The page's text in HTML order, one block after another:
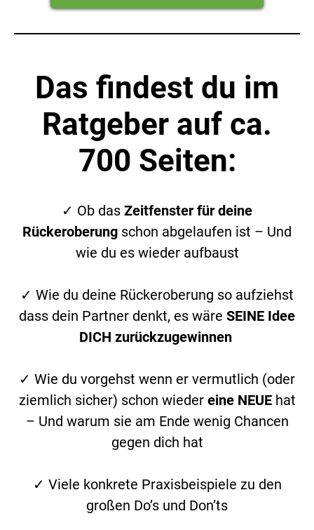
Das findest du im
Ratgeber auf ca.
700 Seiten:
✓ Ob das Zeitfenster für deine
Rückeroberung schon abgelaufen ist – Und
wie du es wieder aufbaust
✓ Wie du deine Rückeroberung so aufziehst
dass dein Partner denkt, es wäre SEINE Idee
DICH zurückzugewinnen
✓ Wie du vorgehst wenn er vermutlich (oder
ziemlich sicher) schon wieder eine NEUEhat
– Und warum sie am Ende wenig Chancen
gegen dich hat
✓ Viele konkrete Praxisbeispiele zu den
großen Do’s und Don’ts